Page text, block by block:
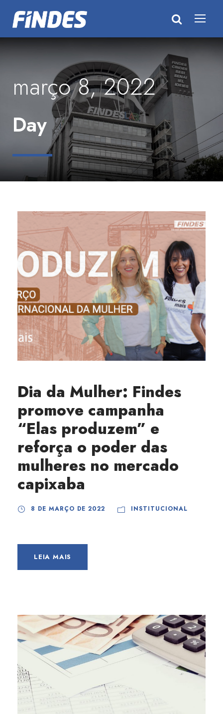
março 8, 2022
Day
Dia da Mulher: Findes
promove campanha
“Elas produzem” e
reforça o poder das
mulheres no mercado
capixaba
8 DE MARÇO DE 2022 INSTITUCIONAL
LEIA MAIS